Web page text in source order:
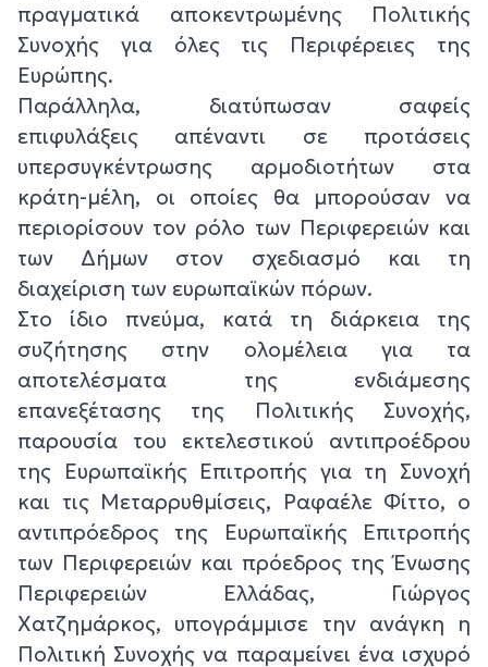
πραγματικά αποκεντρωμένης Πολιτικής
Συνοχής για όλες τις Περιφέρειες της
Ευρώπης.
Παράλληλα, διατύπωσαν σαφείς
επιφυλάξεις απέναντι σε προτάσεις
υπερσυγκέντρωσης αρμοδιοτήτων στα
κράτη-μέλη, οι οποίες θα μπορούσαν να
περιορίσουν τον ρόλο των Περιφερειών και
των Δήμων στον σχεδιασμό και τη
διαχείριση των ευρωπαϊκών πόρων.
Στο ίδιο πνεύμα, κατά τη διάρκεια της
συζήτησης στην ολομέλεια για τα
αποτελέσματα της ενδιάμεσης
επανεξέτασης της Πολιτικής Συνοχής,
παρουσία του εκτελεστικού αντιπροέδρου
της Ευρωπαϊκής Επιτροπής για τη Συνοχή
και τις Μεταρρυθμίσεις, Ραφαέλε Φίττο, ο
αντιπρόεδρος της Ευρωπαϊκής Επιτροπής
των Περιφερειών και πρόεδρος της Ένωσης
Περιφερειών Ελλάδας, Γιώργος
Χατζημάρκος, υπογράμμισε την ανάγκη η
Πολιτική Συνοχής να παραμείνει ένα ισχυρό